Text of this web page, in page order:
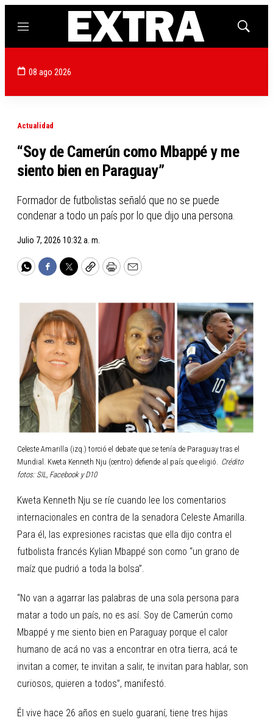
Menú
Mostrar
08 ago 2026
Actualidad
“Soy de Camerún como Mbappé y me
siento bien en Paraguay”
Formador de futbolistas señaló que no se puede
condenar a todo un país por lo que dijo una persona.
Julio 7, 2026 10:32 a. m.
WhatsApp
Facebook
TwitterCopyPrintEmail
Celeste Amarilla (izq.) torció el debate que se tenía de Paraguay tras el
Mundial. Kweta Kenneth Nju (centro) defiende al país que eligió.
Crédito
fotos: SIL, Facebook y D10
Kweta Kenneth Nju se ríe cuando lee los comentarios
internacionales en contra de la senadora Celeste Amarilla.
Para él, las expresiones racistas que ella dijo contra el
futbolista francés Kylian Mbappé son como “un grano de
maíz que pudrió a toda la bolsa”.
“No van a agarrar las palabras de una sola persona para
matar a todo un país, no es así. Soy de Camerún como
Mbappé y me siento bien en Paraguay porque el calor
humano de acá no vas a encontrar en otra tierra, acá te
invitan a comer, te invitan a salir, te invitan para hablar, son
curiosos, quieren a todos”, manifestó.
Él vive hace 26 años en suelo guaraní, tiene tres hijas